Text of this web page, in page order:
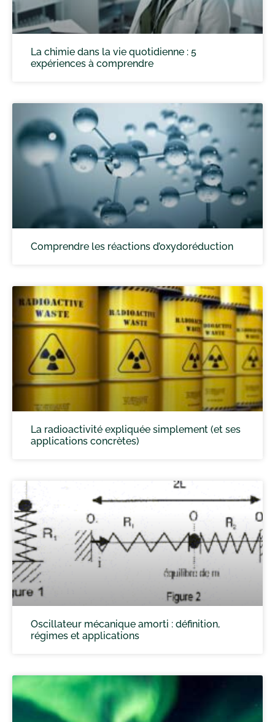
La chimie dans la vie quotidienne : 5
expériences à comprendre
Comprendre les réactions d’oxydoréduction
La radioactivité expliquée simplement (et ses
applications concrètes)
Oscillateur mécanique amorti : définition,
régimes et applications